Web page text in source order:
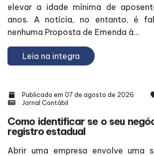
elevar a idade mínima de
anos. A notícia, no entanto, é
nenhuma Proposta de Emenda à...
Leia na integra
Publicado em 07 de agosto de 2026
Jornal Contábil
Como identificar se o seu
registro estadual
Abrir uma empresa envolve uma